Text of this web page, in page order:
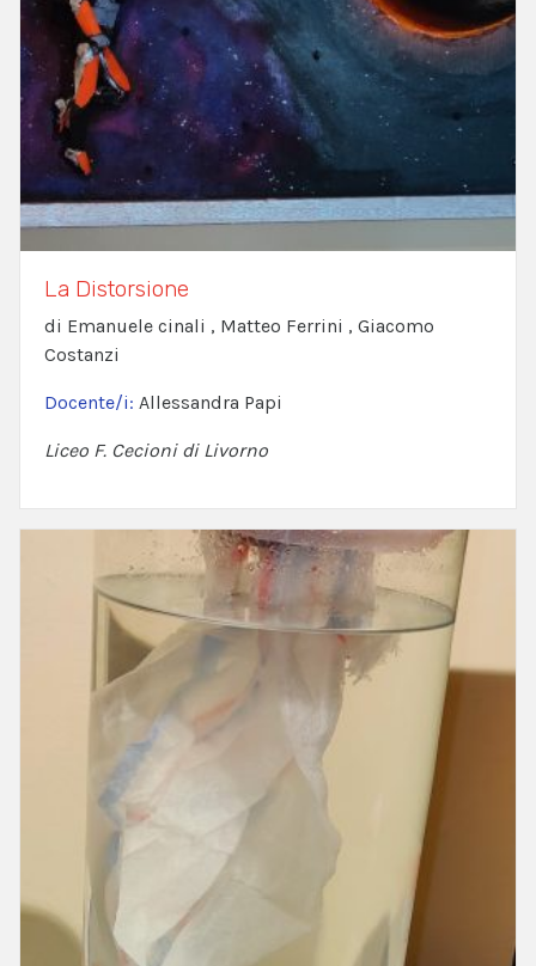
La Distorsione
di Emanuele cinali , Matteo Ferrini , Giacomo
Costanzi
Docente/i: Allessandra Papi
Liceo F. Cecioni di Livorno